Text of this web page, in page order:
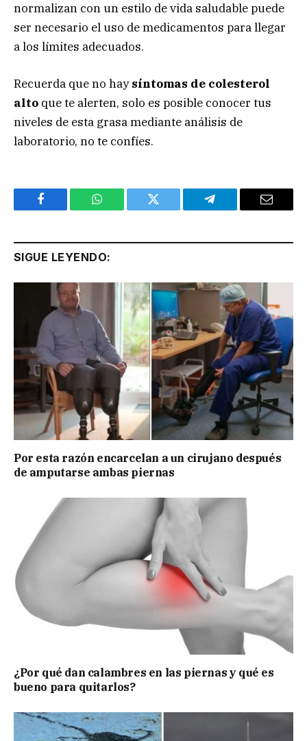
normalizan con un estilo de vida saludable puede
ser necesario el uso de medicamentos para llegar
a los límites adecuados.
Recuerda que no haysíntomas de colesterol
alto que te alerten, solo es posible conocer tus
niveles de esta grasa mediante análisis de
laboratorio, no te confíes.
Facebook WhatsApp Twitter Telegram Email
SIGUE LEYENDO:
Por esta razón encarcelan a un cirujano después
de amputarse ambas piernas
¿Por qué dan calambres en las piernas y qué es
bueno para quitarlos?